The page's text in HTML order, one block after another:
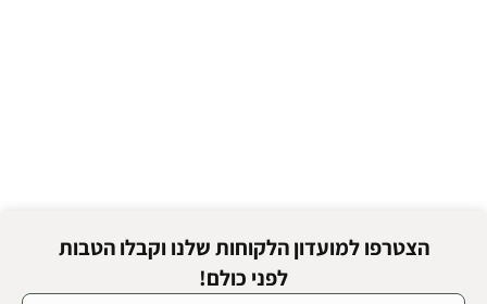
הצטרפו למועדון הלקוחות שלנו וקבלו הטבות
לפני כולם!